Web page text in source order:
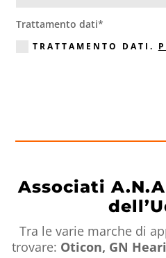
Trattamento dati*
TRATTAMENTO DATI.
Associati
Tra le varie marche di
trovare: Oticon, GN